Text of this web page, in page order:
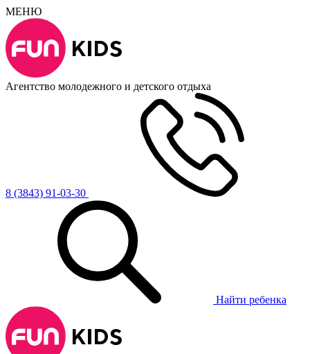
МЕНЮ
Агентство молодежного и детского отдыха
8 (3843) 91-03-30
Найти ребенка